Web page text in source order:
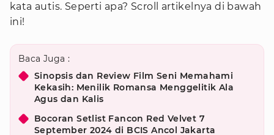
kata autis. Seperti apa? Scroll artikelnya di bawah
ini!
Baca Juga :
Sinopsis dan Review Film Seni Memahami
Kekasih: Menilik Romansa Menggelitik Ala
Agus dan Kalis
Bocoran Setlist Fancon Red Velvet 7
September 2024 di BCIS Ancol Jakarta